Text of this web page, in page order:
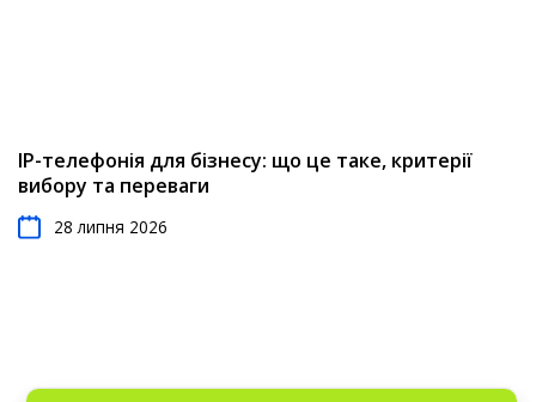
IP-телефонія для бізнесу: що це таке, критерії
вибору та переваги
28 липня 2026